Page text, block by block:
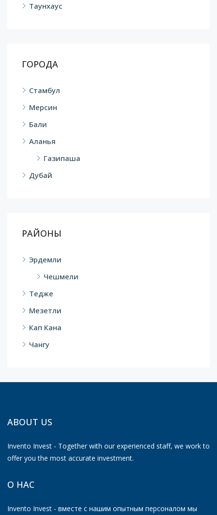
Таунхаус
ГОРОДА
Стамбул
Мерсин
Бали
Аланья
Газипаша
Дубай
РАЙОНЫ
Эрдемли
Чешмели
Тедже
Мезетли
Кап Кана
Чангу
ABOUT US
Invento Invest - Together with our experienced staff, we work to
offer you the most accurate investment.
О НАС
Invento Invest - вместе с нашим опытным персоналом мы